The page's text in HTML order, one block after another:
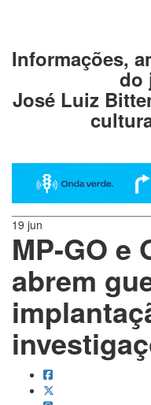
Informações,
do
José Luiz
19 jun
MP-GO e
abrem